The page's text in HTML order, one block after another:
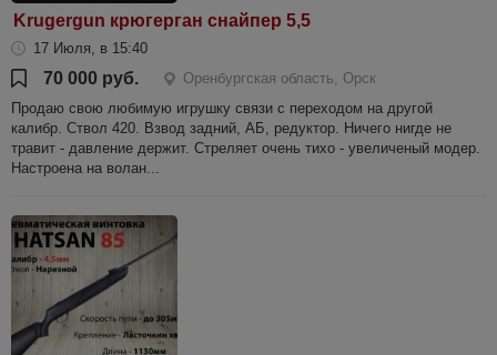
Krugergun крюгерган снайпер 5,5
17 Июля, в 15:40
70 000 руб.
Оренбургская область, Орск
Продаю свою любимую игрушку связи с переходом на другой
калибр. Ствол 420. Взвод задний, АБ, редуктор. Ничего нигде не
травит - давление держит. Стреляет очень тихо - увеличеный модер.
Настроена на волан...